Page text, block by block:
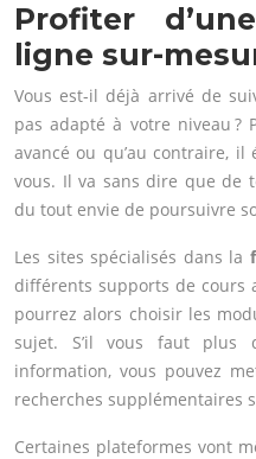
Profiter
ligne sur-
Vous est-il déjà arrivé de
pas adapté à votre niveau
avancé ou qu’au contraire,
vous. Il va sans dire que de
du tout envie de poursuivre
Les sites spécialisés dans la
différents supports de cours
pourrez alors choisir les
sujet. S’il vous faut plus
information, vous pouvez
recherches supplémentaires
Certaines plateformes vont